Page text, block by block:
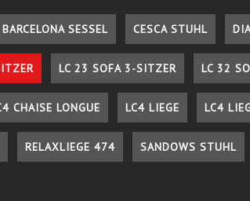
BARCELONA SESSEL CESCA STUHL
LC 23 SOFA 3-SITZER LC 32
CHAISE LONGUE LC4 LIEGE LC4
RELAXLIEGE 474 SANDOWS STUHL